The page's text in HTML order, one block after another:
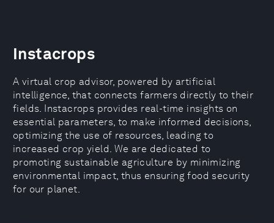
Instacrops
A virtual crop advisor, powered by artificial
intelligence, that connects farmers directly to their
fields. Instacrops provides real-time insights on
essential parameters, to make informed decisions,
optimizing the use of resources, leading to
increased crop yield. We are dedicated to
promoting sustainable agriculture by minimizing
environmental impact, thus ensuring food security
for our planet.